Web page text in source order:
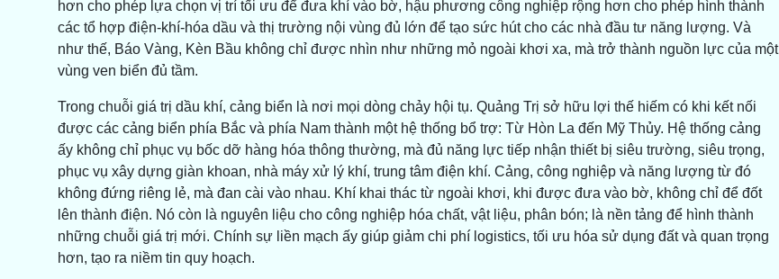
hơn cho phép lựa chọn vị trí tối ưu để đưa khí vào bờ, hậu phương công nghiệp rộng hơn cho phép hình thành
các tổ hợp điện-khí-hóa dầu và thị trường nội vùng đủ lớn để tạo sức hút cho các nhà đầu tư năng lượng. Và
như thế, Báo Vàng, Kèn Bầu không chỉ được nhìn như những mỏ ngoài khơi xa, mà trở thành nguồn lực của một
vùng ven biển đủ tầm.
Trong chuỗi giá trị dầu khí, cảng biển là nơi mọi dòng chảy hội tụ. Quảng Trị sở hữu lợi thế hiếm có khi kết nối
được các cảng biển phía Bắc và phía Nam thành một hệ thống bổ trợ: Từ Hòn La đến Mỹ Thủy. Hệ thống cảng
ấy không chỉ phục vụ bốc dỡ hàng hóa thông thường, mà đủ năng lực tiếp nhận thiết bị siêu trường, siêu trọng,
phục vụ xây dựng giàn khoan, nhà máy xử lý khí, trung tâm điện khí. Cảng, công nghiệp và năng lượng từ đó
không đứng riêng lẻ, mà đan cài vào nhau. Khí khai thác từ ngoài khơi, khi được đưa vào bờ, không chỉ để đốt
lên thành điện. Nó còn là nguyên liệu cho công nghiệp hóa chất, vật liệu, phân bón; là nền tảng để hình thành
những chuỗi giá trị mới. Chính sự liền mạch ấy giúp giảm chi phí logistics, tối ưu hóa sử dụng đất và quan trọng
hơn, tạo ra niềm tin quy hoạch.